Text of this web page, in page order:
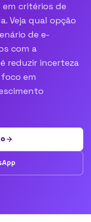
em critérios de
Veja qual opção
de e-
com a
reduzir incerteza
em